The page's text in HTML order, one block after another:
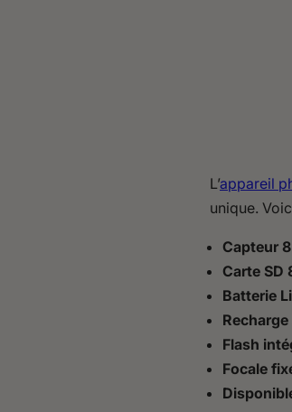
L’appareil
unique.
Capteur
Carte SD
Batterie
Recharge
Flash
Focale